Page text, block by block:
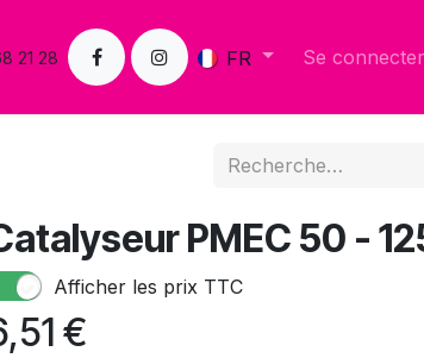
21 28 FR Se connecter
PMEC 50 -
Afficher les prix TTC
€